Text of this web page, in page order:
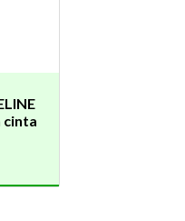
cinta